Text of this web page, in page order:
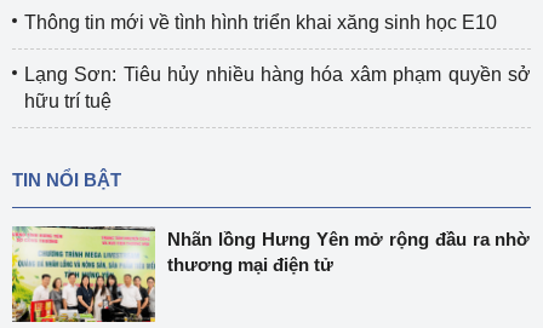
Thông tin mới về tình hình triển khai xăng sinh học E10
Lạng Sơn: Tiêu hủy nhiều hàng hóa xâm phạm quyền sở
hữu trí tuệ
TIN NỔI BẬT
Nhãn lồng Hưng Yên mở rộng đầu ra nhờ
thương mại điện tử